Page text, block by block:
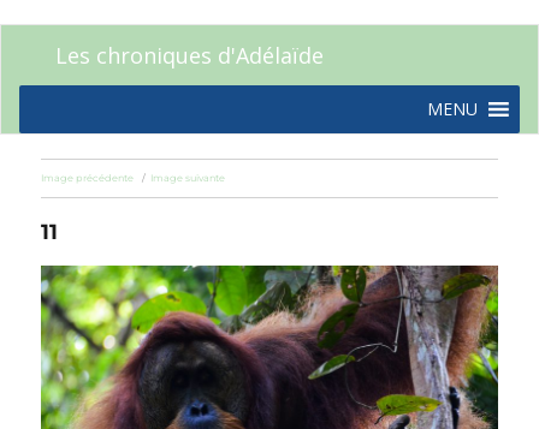
Les chroniques d'Adélaïde
MENU
Image précédente Image suivante
11